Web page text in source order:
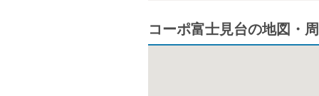
コーポ富士見台の地図・